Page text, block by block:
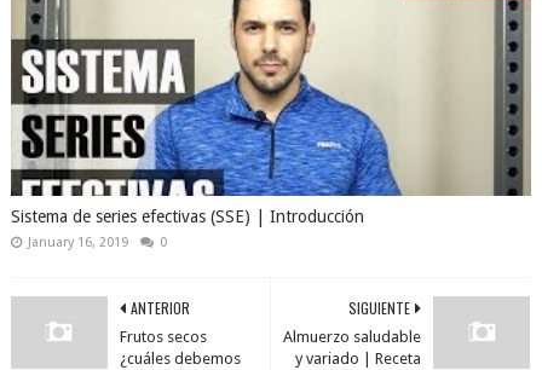
Sistema de series efectivas (SSE) | Introducción
January 16, 2019 0
SIGUIENTE
Almuerzo saludable
y variado | Receta
ANTERIOR
Frutos secos
¿cuáles debemos